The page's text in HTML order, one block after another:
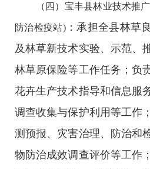
（四）宝丰县林业技术推
防治检疫站)：承担全县林草
及林草新技术实验、示范、
林草原保险等工作任务；负
花卉生产技术指导和信息服
调查收集与保护利用等工作
测预报、灾害治理、防治和
物防治成效调查评价等工作